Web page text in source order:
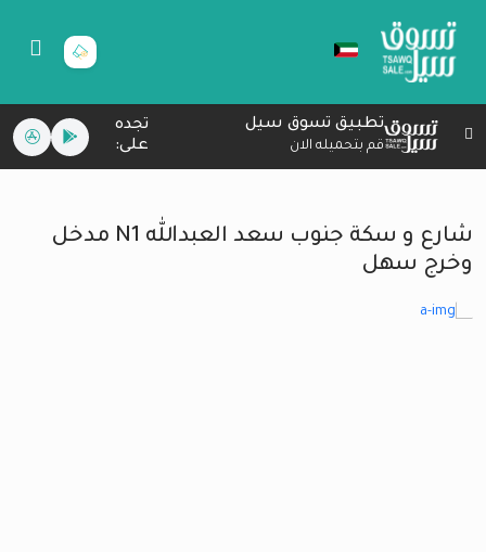
تطبيق تسوق سيل
قم بتحميله الان
تجده
على:
شارع و سكة جنوب سعد العبدالله N1 مدخل
وخرج سهل